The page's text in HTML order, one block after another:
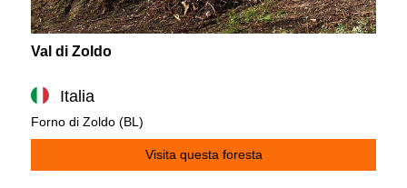
Val di Zoldo
Italia
Forno di Zoldo (BL)
Visita questa foresta